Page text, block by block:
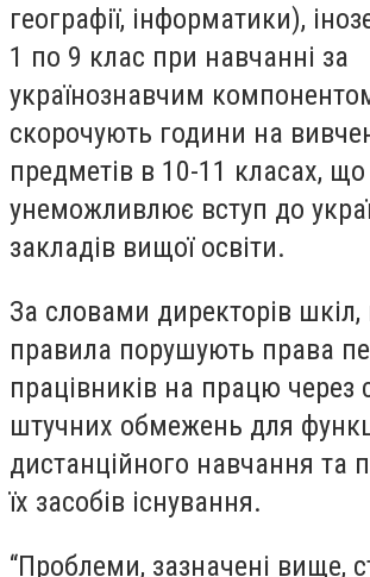
географії, інформатики),
1 по 9 клас при навчанні за
українознавчим
скорочують години на
предметів в 10-11 класах, що
унеможливлює вступ до
закладів вищої освіти.
За словами директорів шкіл,
правила порушують права
працівників на працю через
штучних обмежень для
дистанційного навчання та
їх засобів існування.
“Проблеми, зазначені вище,